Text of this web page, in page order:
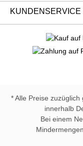
KUNDENSERVICE
* Alle Preise
innerhalb
Bei einem